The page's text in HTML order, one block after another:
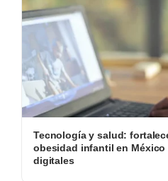
Tecnología y salud:
obesidad infantil en
digitales